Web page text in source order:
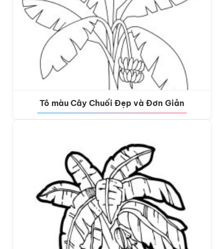
Tô màu Cây Chuối Đẹp và Đơn Giản